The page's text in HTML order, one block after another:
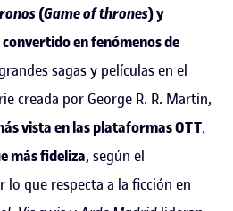
(Game of thrones) y
convertido en fenómenos de
sagas y películas en el
creada por George R. R. Martin,
vista en las plataformas OTT,
más fideliza, según el
lo que respecta a la ficción en